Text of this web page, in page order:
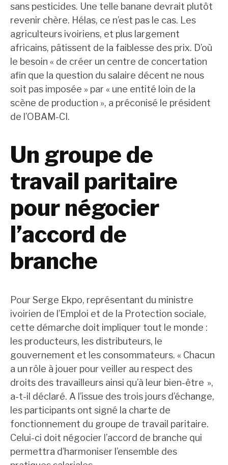
sans pesticides. Une telle banane devrait plutôt
revenir chère. Hélas, ce n’est pas le cas. Les
agriculteurs ivoiriens, et plus largement
africains, pâtissent de la faiblesse des prix. D’où
le besoin « de créer un centre de concertation
afin que la question du salaire décent ne nous
soit pas imposée » par « une entité loin de la
scène de production », a préconisé le président
de l’OBAM-CI.
Un groupe de
travail paritaire
pour négocier
l’accord de
branche
Pour Serge Ekpo, représentant du ministre
ivoirien de l’Emploi et de la Protection sociale,
cette démarche doit impliquer tout le monde :
les producteurs, les distributeurs, le
gouvernement et les consommateurs. « Chacun
a un rôle à jouer pour veiller au respect des
droits des travailleurs ainsi qu’à leur bien-être »,
a-t-il déclaré. A l’issue des trois jours d’échange,
les participants ont signé la charte de
fonctionnement du groupe de travail paritaire.
Celui-ci doit négocier l’accord de branche qui
permettra d’harmoniser l’ensemble des